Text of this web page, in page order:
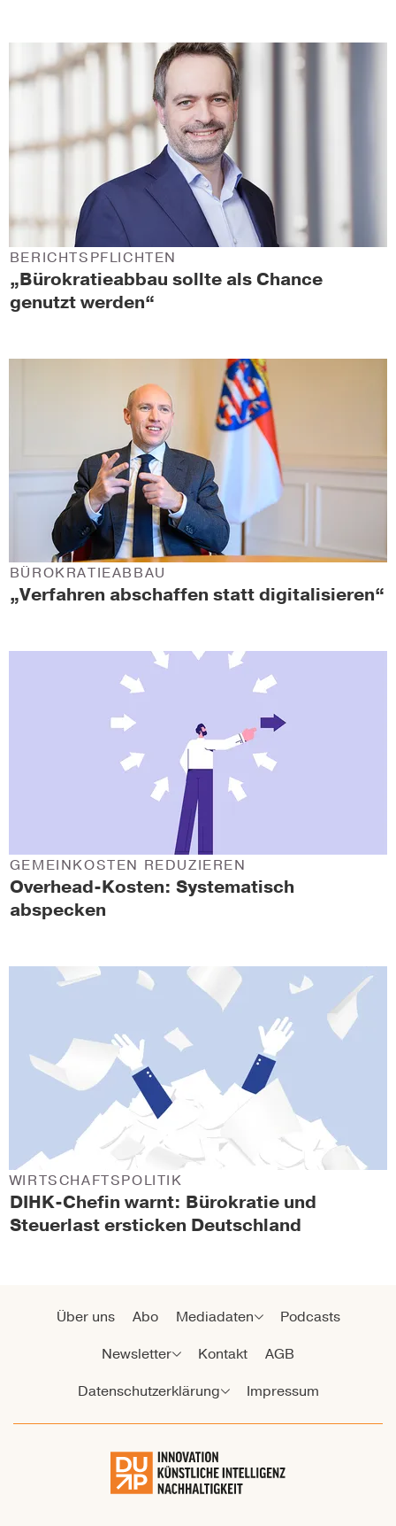
„Bürokratieabbau sollte als Chance
genutzt werden“
BERICHTSPFLICHTEN
„Verfahren abschaffen statt digitalisieren“
BÜROKRATIEABBAU
Overhead-Kosten: Systematisch
abspecken
GEMEINKOSTEN REDUZIEREN
DIHK-Chefin warnt: Bürokratie und
Steuerlast ersticken Deutschland
WIRTSCHAFTSPOLITIK
Über uns Abo Mediadaten
Podcasts
Newsletter
Kontakt
AGB
Datenschutzerklärung
Impressum